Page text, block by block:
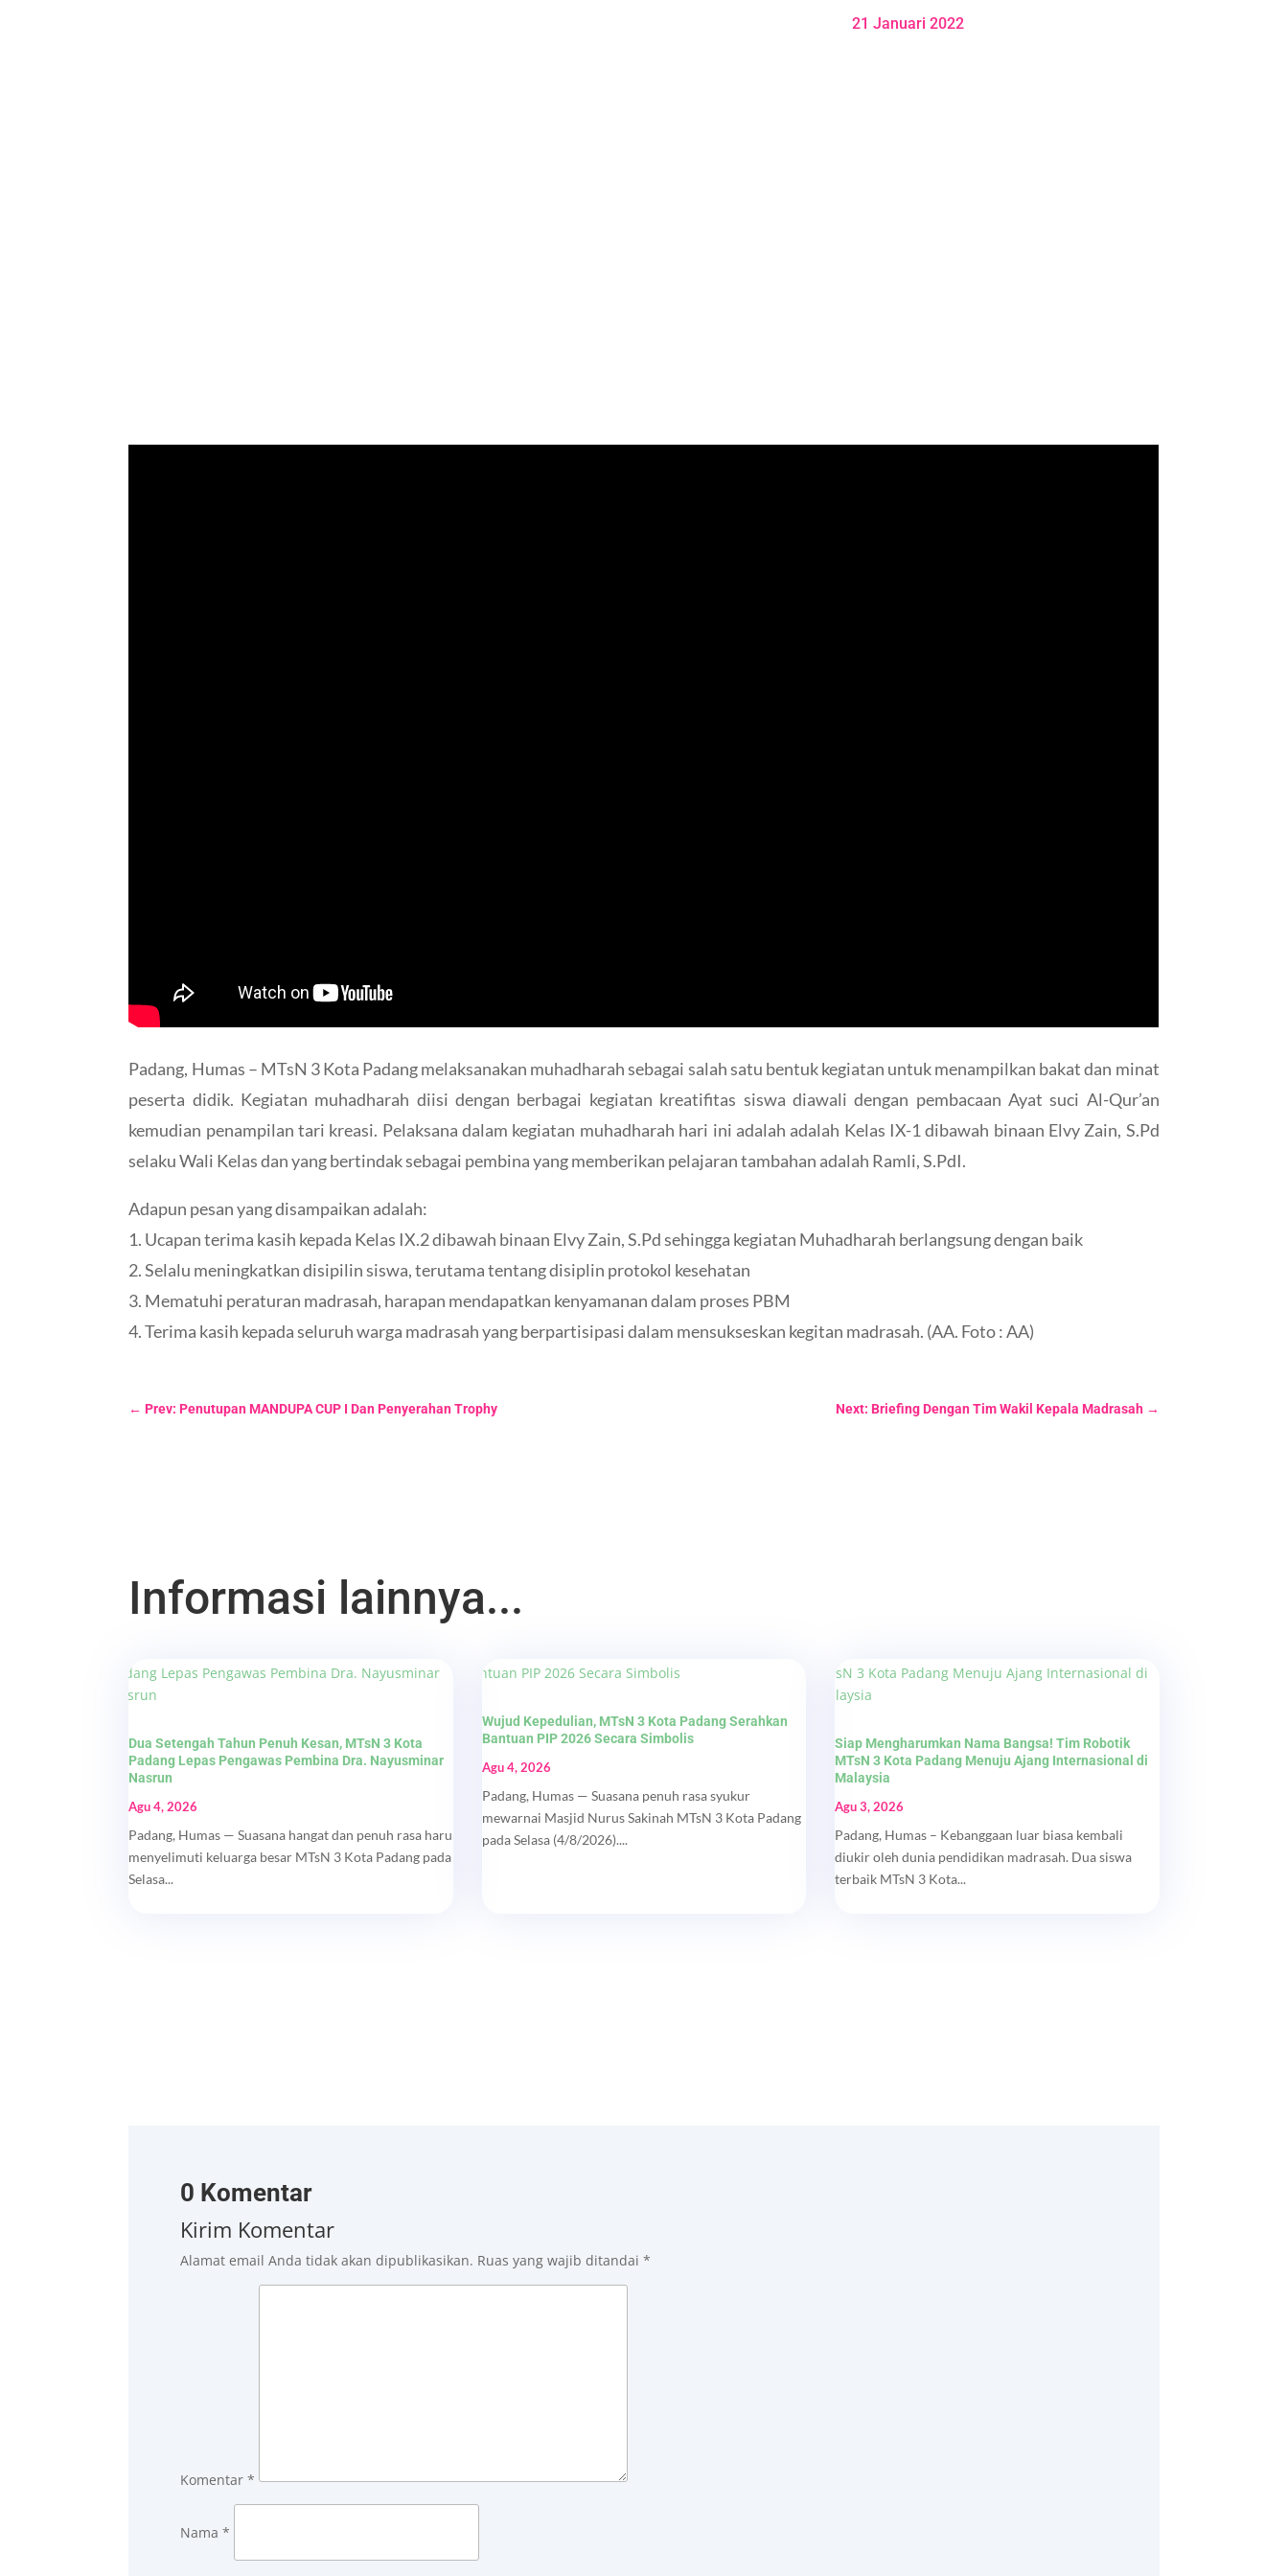
21 Januari 2022
Padang, Humas – MTsN 3 Kota Padang melaksanakan muhadharah sebagai salah satu bentuk kegiatan untuk menampilkan bakat dan minat
peserta didik. Kegiatan muhadharah diisi dengan berbagai kegiatan kreatifitas siswa diawali dengan pembacaan Ayat suci Al-Qur’an
kemudian penampilan tari kreasi. Pelaksana dalam kegiatan muhadharah hari ini adalah adalah Kelas IX-1 dibawah binaan Elvy Zain, S.Pd
selaku Wali Kelas dan yang bertindak sebagai pembina yang memberikan pelajaran tambahan adalah Ramli, S.PdI.
Adapun pesan yang disampaikan adalah:
1. Ucapan terima kasih kepada Kelas IX.2 dibawah binaan Elvy Zain, S.Pd sehingga kegiatan Muhadharah berlangsung dengan baik
2. Selalu meningkatkan disipilin siswa, terutama tentang disiplin protokol kesehatan
3. Mematuhi peraturan madrasah, harapan mendapatkan kenyamanan dalam proses PBM
4. Terima kasih kepada seluruh warga madrasah yang berpartisipasi dalam mensukseskan kegitan madrasah. (AA. Foto : AA)
←Prev: Penutupan MANDUPA CUP I Dan Penyerahan Trophy Next: Briefing Dengan Tim Wakil Kepala Madrasah→
Informasi lainnya...
Dua Setengah Tahun Penuh Kesan, MTsN 3 Kota
Padang Lepas Pengawas Pembina Dra. Nayusminar
Nasrun
Agu 4, 2026
Padang, Humas — Suasana hangat dan penuh rasa haru
menyelimuti keluarga besar MTsN 3 Kota Padang pada
Selasa...
Wujud Kepedulian, MTsN 3 Kota Padang Serahkan
Bantuan PIP 2026 Secara Simbolis
Agu 4, 2026
Padang, Humas — Suasana penuh rasa syukur
mewarnai Masjid Nurus Sakinah MTsN 3 Kota Padang
pada Selasa (4/8/2026)....
Siap Mengharumkan Nama Bangsa! Tim Robotik
MTsN 3 Kota Padang Menuju Ajang Internasional di
Malaysia
Agu 3, 2026
Padang, Humas – Kebanggaan luar biasa kembali
diukir oleh dunia pendidikan madrasah. Dua siswa
terbaik MTsN 3 Kota...
0 Komentar
Kirim Komentar
Alamat email Anda tidak akan dipublikasikan. Ruas yang wajib ditandai*
Komentar*
Nama*